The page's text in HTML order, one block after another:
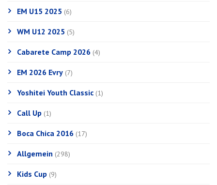
EM U15 2025 (6)
WM U12 2025 (5)
Cabarete Camp 2026 (4)
EM 2026 Evry (7)
Yoshitei Youth Classic (1)
Call Up (1)
Boca Chica 2016 (17)
Allgemein (298)
Kids Cup (9)